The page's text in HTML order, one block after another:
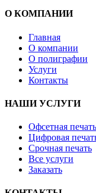
О КОМПАНИИ
Главная
О компании
О полиграфии
Услуги
Контакты
НАШИ УСЛУГИ
Офсетная печать
Цифровая
Срочная печать
Все услуги
Заказать